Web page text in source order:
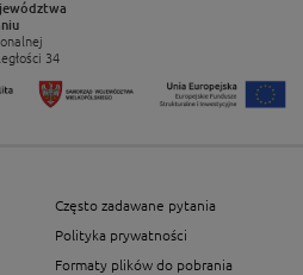
34
Często zadawane pytania
Polityka prywatności
Formaty plików do pobrania